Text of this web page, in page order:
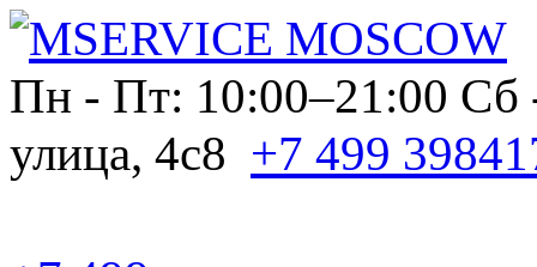
Пн - Пт: 10:00–21:00 Сб
улица, 4с8 +7 499